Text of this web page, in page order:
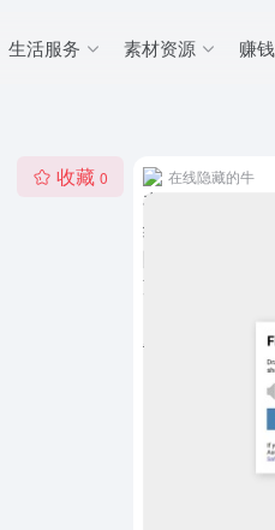
生活服务 素材资源 赚
收藏 0 在线隐藏的牛